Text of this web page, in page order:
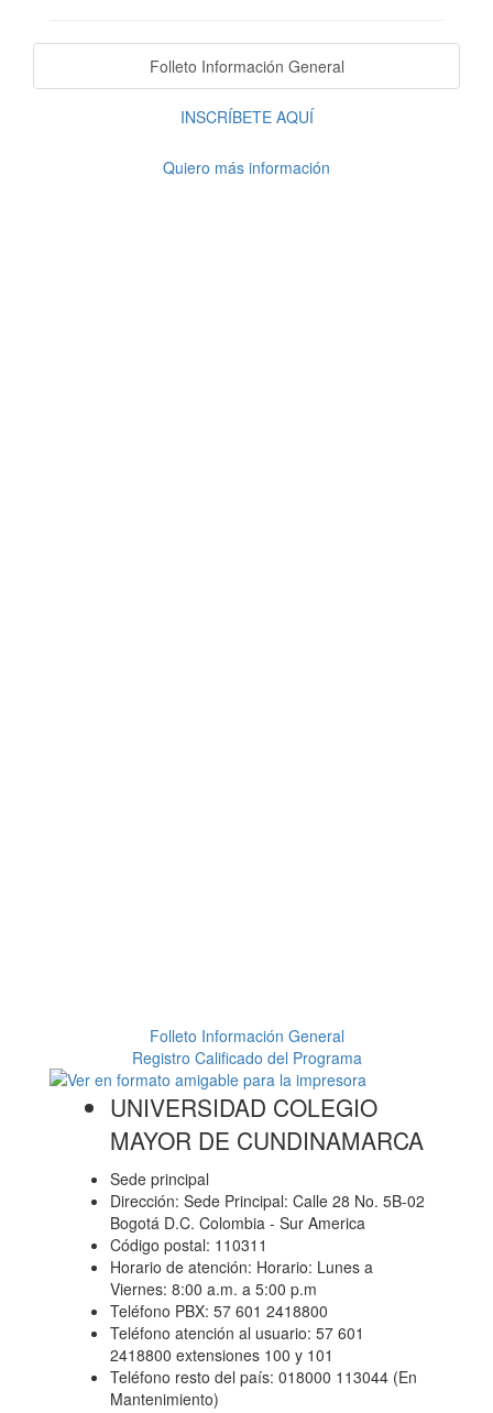
Folleto Información General
INSCRÍBETE AQUÍ
Quiero más información
Folleto Información General
Registro Calificado del Programa
UNIVERSIDAD COLEGIO
MAYOR DE CUNDINAMARCA
Sede principal
Dirección: Sede Principal: Calle 28 No. 5B-02
Bogotá D.C. Colombia - Sur America
Código postal: 110311
Horario de atención: Horario: Lunes a
Viernes: 8:00 a.m. a 5:00 p.m
Teléfono PBX: 57 601 2418800
Teléfono atención al usuario: 57 601
2418800 extensiones 100 y 101
Teléfono resto del país: 018000 113044 (En
Mantenimiento)